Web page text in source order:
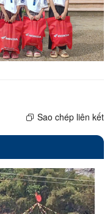
Sao chép liên kết